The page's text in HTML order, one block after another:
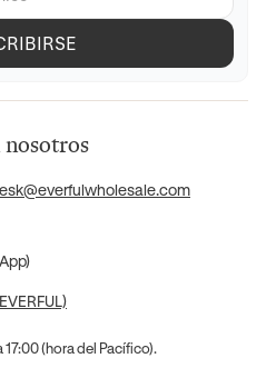
17:00 (hora del Pacífico).